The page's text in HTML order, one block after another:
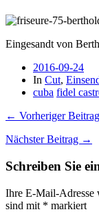
Eingesandt von
2016-09-24
In Cut,
cuba fidel
← Vorheriger Beitrag
Nächster Beitrag →
Schreiben Sie
Ihre E-Mail-Adresse
sind mit * markiert